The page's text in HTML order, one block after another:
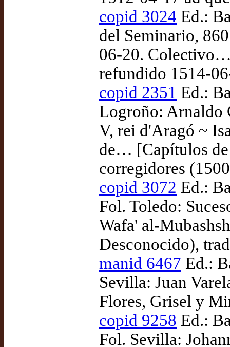
copid 3024 Ed.:
del Seminario,
06-20.
refundido 1514-
copid 2351 Ed.:
Logroño: Arnaldo
V, rei d'Aragó ~
de… [Capítulos de
corregidores
copid 3072 Ed.:
Fol. Toledo:
Wafa' al-
Desconocido),
manid 6467 Ed.:
Sevilla: Juan
Flores, Grisel y
copid 9258 Ed.:
Fol. Sevilla: